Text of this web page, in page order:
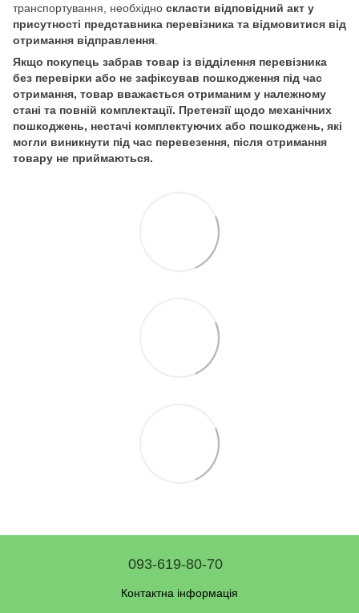
транспортування, необхідно скласти відповідний акт у
присутності представника перевізника та відмовитися від
отримання відправлення
Якщо покупець забрав товар із відділення перевізника
без перевірки або не зафіксував пошкодження під час
отримання, товар вважається отриманим у належному
стані та повній комплектації. Претензії щодо механічних
пошкоджень, нестачі комплектуючих або пошкоджень, які
могли виникнути під час перевезення, після отримання
товару не приймаються.
093-619-80-70
Контактна інформація